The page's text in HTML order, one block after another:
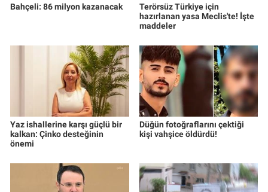
Bahçeli: 86 milyon kazanacak
Terörsüz Türkiye için
hazırlanan yasa Meclis'te! İşte
maddeler
Yaz ishallerine karşı güçlü bir
kalkan: Çinko desteğinin
önemi
Düğün fotoğraflarını çektiği
kişi vahşice öldürdü!